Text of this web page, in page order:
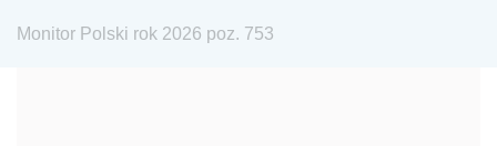
1975 1974
Monitor Polski rok 2026 poz. 753